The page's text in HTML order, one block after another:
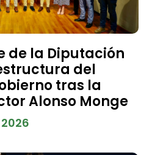
de la Diputación
del
tras la
Alonso Monge